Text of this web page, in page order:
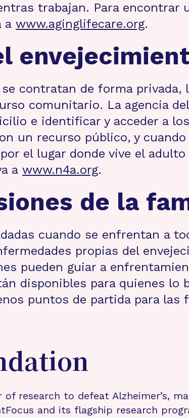
trabajan. Para encontrar
a www.aginglifecare.org.
contratan de forma privada,
comunitario. La agencia
e identificar y acceder a
un recurso público, y
el lugar donde vive el
a www.n4a.org.
de la
cuando se enfrentan a
propias del
pueden guiar a
disponibles para quienes lo
puntos de partida para las
research to defeat Alzheimer’s,
and its flagship research